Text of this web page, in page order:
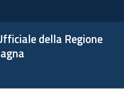
della Regione